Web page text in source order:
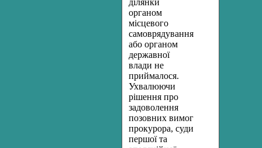
ділянки
органом
місцевого
самоврядування
або органом
державної
влади не
приймалося.
Ухвалюючи
рішення про
задоволення
позовних вимог
прокурора, суди
першої та